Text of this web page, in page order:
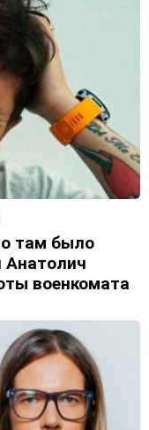
там было
Анатолич
военкомата